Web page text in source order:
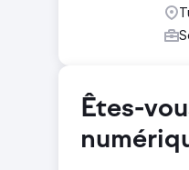
son équipe
Êtes-